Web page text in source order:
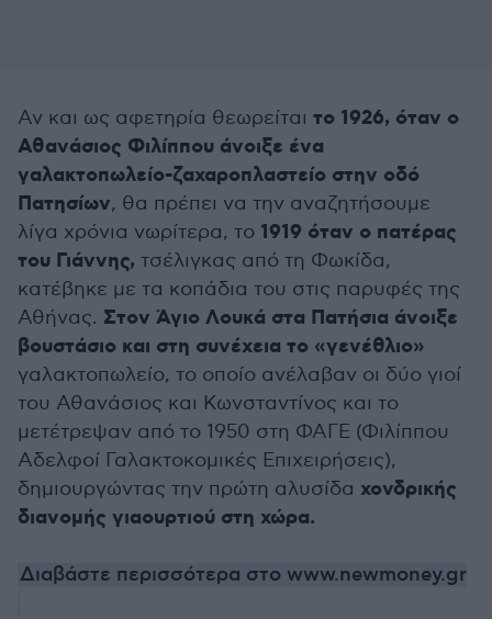
Αν και ως αφετηρία θεωρείται το 1926, όταν ο
Αθανάσιος Φιλίππου άνοιξε ένα
γαλακτοπωλείο-ζαχαροπλαστείο στην οδό
Πατησίων, θα πρέπει να την αναζητήσουμε
λίγα χρόνια νωρίτερα, το 1919 όταν ο πατέρας
του Γιάννης, τσέλιγκας από τη Φωκίδα,
κατέβηκε με τα κοπάδια του στις παρυφές της
Αθήνας. Στον Άγιο Λουκά στα Πατήσια άνοιξε
βουστάσιο και στη συνέχεια το «γενέθλιο»
γαλακτοπωλείο, το οποίο ανέλαβαν οι δύο γιοί
του Αθανάσιος και Κωνσταντίνος και το
μετέτρεψαν από το 1950 στη ΦΑΓΕ (Φιλίππου
Αδελφοί Γαλακτοκομικές Επιχειρήσεις),
δημιουργώντας την πρώτη αλυσίδα χονδρικής
διανομής γιαουρτιού στη χώρα.
Διαβάστε περισσότερα στο www.newmoney.gr